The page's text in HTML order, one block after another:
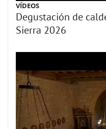
VÍDEOS
Degustación de
Sierra 2026